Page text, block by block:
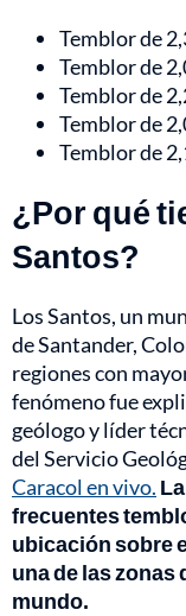
Temblor de
Temblor de
Temblor de
Temblor de
Temblor de
¿Por qué
Santos?
Los Santos, un
de Santander,
regiones con
fenómeno fue
geólogo y líder
del Servicio
Caracol en vivo.
frecuentes
ubicación sobre
una de las zonas
mundo.